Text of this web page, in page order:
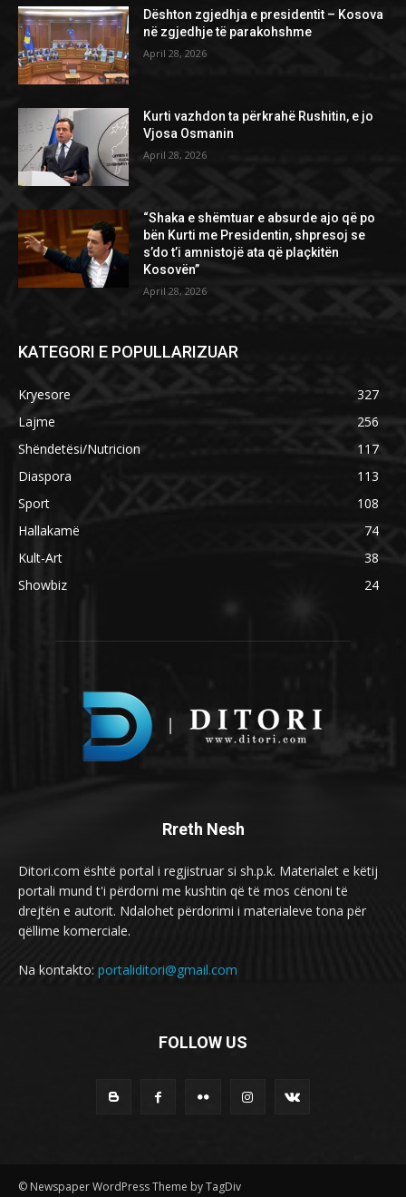
Dështon zgjedhja e presidentit – Kosova
në zgjedhje të parakohshme
April 28, 2026
Kurti vazhdon ta përkrahë Rushitin, e jo
Vjosa Osmanin
April 28, 2026
“Shaka e shëmtuar e absurde ajo që po
bën Kurti me Presidentin, shpresoj se
s’do t’i amnistojë ata që plaçkitën
Kosovën”
April 28, 2026
KATEGORI E POPULLARIZUAR
Kryesore
327
Lajme
256
Shëndetësi/Nutricion
117
Diaspora
113
Sport
108
Hallakamë
74
Kult-Art
38
Showbiz
24
Rreth Nesh
Ditori.com është portal i regjistruar si sh.p.k. Materialet e këtij
portali mund t'i përdorni me kushtin që të mos cënoni të
drejtën e autorit. Ndalohet përdorimi i materialeve tona për
qëllime komerciale.
Na kontakto: portaliditori@gmail.com
FOLLOW US
© Newspaper WordPress Theme by TagDiv